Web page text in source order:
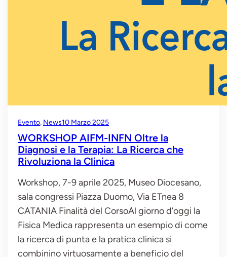
Evento, News10 Marzo 2025
WORKSHOP AIFM-INFN Oltre la
Diagnosi e la Terapia: La Ricerca che
Rivoluziona la Clinica
Workshop, 7-9 aprile 2025, Museo Diocesano,
sala congressi Piazza Duomo, Via ETnea 8
CATANIA Finalità del CorsoAl giorno d’oggi la
Fisica Medica rappresenta un esempio di come
la ricerca di punta e la pratica clinica si
combinino virtuosamente a beneficio del